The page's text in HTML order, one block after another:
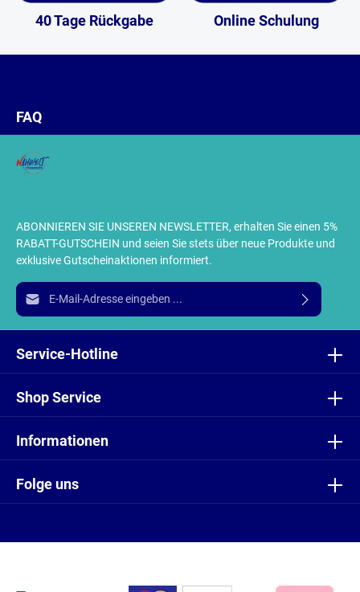
40 Tage Rückgabe Online Schulung
ABONNIEREN SIE UNSEREN NEWSLETTER, erhalten Sie einen 5%
RABATT-GUTSCHEIN und seien Sie stets über neue Produkte und
exklusive Gutscheinaktionen informiert.
E-Mail-Adresse*
Ich habe dieDatenschutzbestimmungenzur Kenntnis
einverstanden.
Folge uns
Service-Hotline
Shop Service
Informationen
FAQ